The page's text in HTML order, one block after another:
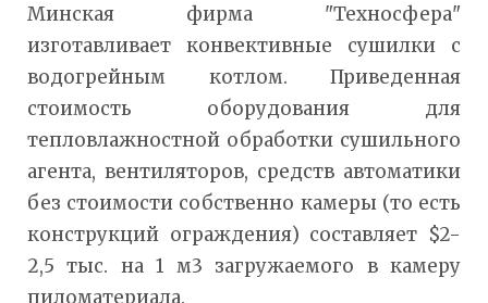
Минская фирма "Техносфера"
изготавливает конвективные сушилки с
водогрейным котлом. Приведенная
стоимость оборудования для
тепловлажностной обработки сушильного
агента, вентиляторов, средств автоматики
без стоимости собственно камеры (то есть
конструкций ограждения) составляет $2-
2,5 тыс. на 1 м3 загружаемого в камеру
пиломатериала.